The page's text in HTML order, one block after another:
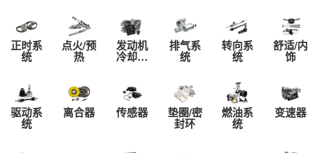
整备质量（kg）： 840
最小离地间隙（mm）： -
前轮距（mm）： 1310
车身结构： 卡车
车门数： 2
座位数： 2
油箱容积（L）： 40
正时系
统
点火/预
热
发动机
冷却系
排气系
统
转向系
统
舒适/内
饰
驱动系
统
离合器 传感器 垫圈/密
封环
燃油系
统
变速器